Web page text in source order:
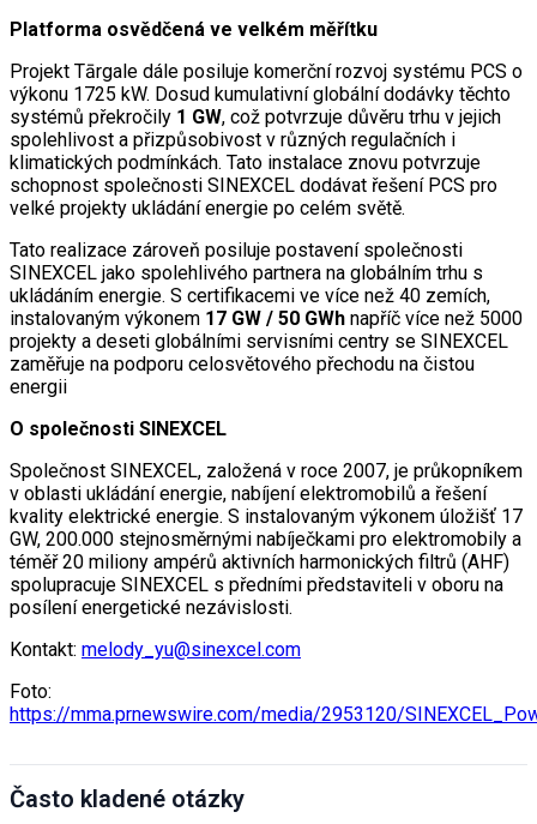
Platforma osvědčená ve velkém měřítku
Projekt Tārgale dále posiluje komerční rozvoj systému PCS o
výkonu 1725 kW. Dosud kumulativní globální dodávky těchto
systémů překročily 1 GW, což potvrzuje důvěru trhu v jejich
spolehlivost a přizpůsobivost v různých regulačních i
klimatických podmínkách. Tato instalace znovu potvrzuje
schopnost společnosti SINEXCEL dodávat řešení PCS pro
velké projekty ukládání energie po celém světě.
Tato realizace zároveň posiluje postavení společnosti
SINEXCEL jako spolehlivého partnera na globálním trhu s
ukládáním energie. S certifikacemi ve více než 40 zemích,
instalovaným výkonem 17 GW / 50 GWh napříč více než 5000
projekty a deseti globálními servisními centry se SINEXCEL
zaměřuje na podporu celosvětového přechodu na čistou
energii
O společnosti SINEXCEL
Společnost SINEXCEL, založená v roce 2007, je průkopníkem
v oblasti ukládání energie, nabíjení elektromobilů a řešení
kvality elektrické energie. S instalovaným výkonem úložišť 17
GW, 200.000 stejnosměrnými nabíječkami pro elektromobily a
téměř 20 miliony ampérů aktivních harmonických filtrů (AHF)
spolupracuje SINEXCEL s předními představiteli v oboru na
posílení energetické nezávislosti.
Kontakt: melody_yu@sinexcel.com
Foto:
https://mma.prnewswire.com/media/2953120/
Často kladené otázky